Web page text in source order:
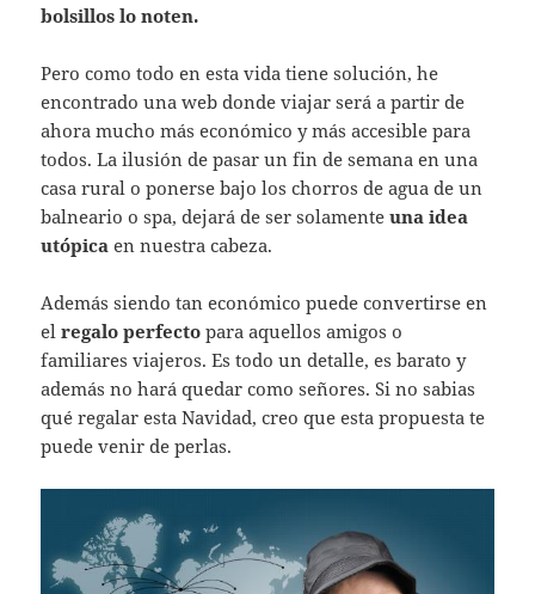
bolsillos lo noten.
Pero como todo en esta vida tiene solución, he
encontrado una web donde viajar será a partir de
ahora mucho más económico y más accesible para
todos. La ilusión de pasar un fin de semana en una
casa rural o ponerse bajo los chorros de agua de un
balneario o spa, dejará de ser solamenteuna idea
utópica en nuestra cabeza.
Además siendo tan económico puede convertirse en
elregalo perfecto para aquellos amigos o
familiares viajeros. Es todo un detalle, es barato y
además no hará quedar como señores. Si no sabias
qué regalar esta Navidad, creo que esta propuesta te
puede venir de perlas.